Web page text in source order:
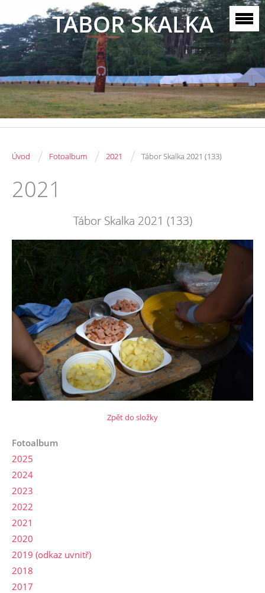
TÁBOR SKALKA
Úvod / Fotoalbum / 2021 / Tábor Skalka 2021 (133)
2021
Tábor Skalka 2021 (133)
Zpět do složky
Fotoalbum
2025
2024
2023
2022
2021
2020
2019 (odkaz uvnitř)
2018
2017